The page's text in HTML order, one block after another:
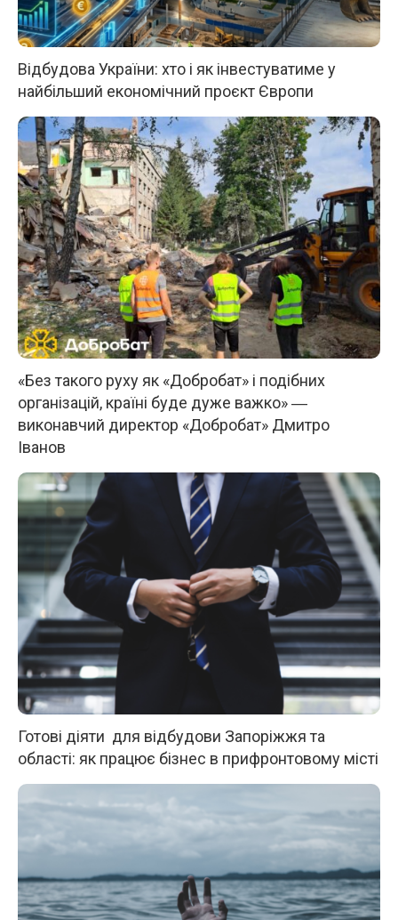
Відбудова України: хто і як інвестуватиме у
найбільший економічний проєкт Європи
«Без такого руху як «Добробат» і подібних
організацій, країні буде дуже важко» ―
виконавчий директор «Добробат» Дмитро
Іванов
Готові діяти для відбудови Запоріжжя та
області: як працює бізнес в прифронтовому місті